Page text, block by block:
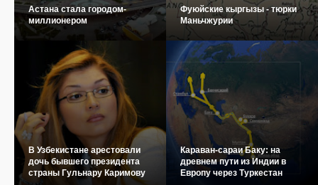
Астана стала городом-
миллионером
Фуюйские кыргызы - тюрки
Маньчжурии
В Узбекистане арестовали
дочь бывшего президента
страны Гульнару Каримову
Караван-сараи Баку: на
древнем пути из Индии в
Европу через Туркестан